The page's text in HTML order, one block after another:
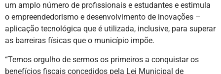
um amplo número de profissionais e estudantes e estimula
o empreendedorismo e desenvolvimento de inovações –
aplicação tecnológica que é utilizada, inclusive, para superar
as barreiras físicas que o município impõe.
“Temos orgulho de sermos os primeiros a conquistar os
benefícios fiscais concedidos pela Lei Municipal de